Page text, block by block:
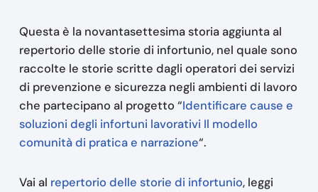
Questa è la novantasettesima storia aggiunta al
repertorio delle storie di infortunio, nel quale sono
raccolte le storie scritte dagli operatori dei servizi
di prevenzione e sicurezza negli ambienti di lavoro
che partecipano al progetto “Identificare cause e
soluzioni degli infortuni lavorativi Il modello
comunità di pratica e narrazione“.
Vai al repertorio delle storie di infortunio, leggi